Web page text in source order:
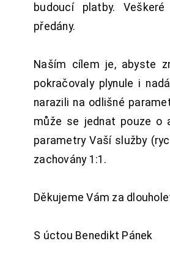
budoucí platby.
předány.
Naším cílem je, abyste
pokračovaly plynule i
narazili na odlišné
může se jednat pouze o
parametry Vaší služby
zachovány 1:1.
Děkujeme Vám za
S úctou Benedikt Pánek